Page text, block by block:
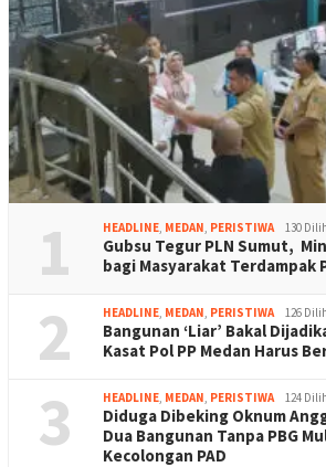
1 HEADLINE, MEDAN, PERISTIWA 130
Gubsu Tegur PLN Sumut,
bagi Masyarakat Terdampak
2 HEADLINE, MEDAN, PERISTIWA 126
Bangunan ‘Liar’ Bakal
Kasat Pol PP Medan Harus
3 HEADLINE, MEDAN, PERISTIWA 124
Diduga Dibeking Oknum
Dua Bangunan Tanpa PBG
Kecolongan PAD